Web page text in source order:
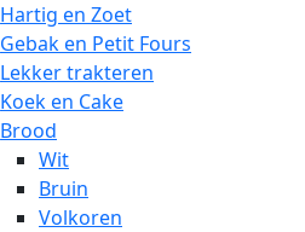
Hartig en Zoet
Gebak en Petit Fours
Lekker trakteren
Koek en Cake
Brood
Wit
Bruin
Volkoren